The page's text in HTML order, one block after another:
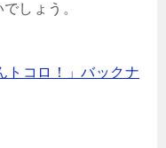
しょう。
トコロ！」バックナ